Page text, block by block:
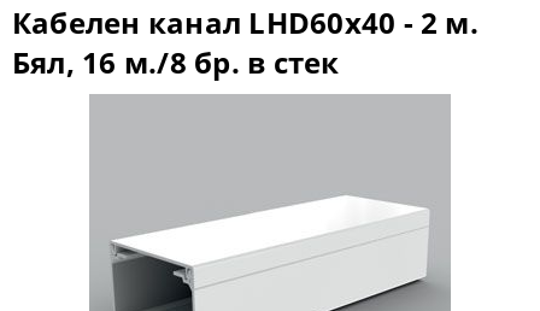
Кабелен канал LHD60x40 - 2 м.
Бял, 16 м./8 бр. в стек